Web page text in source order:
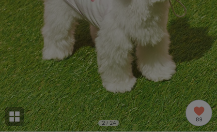
(2005)
リー (664)
ョン雑貨 (865)
adidas
アディダス
adidas by Stella McCartney
アディダス バイ ステラマッカートニー
ALLISON BROWN
アリソンブラウン
amabro
アマブロ
Ame no chi Hare
アメノチハレ
2 / 24 89